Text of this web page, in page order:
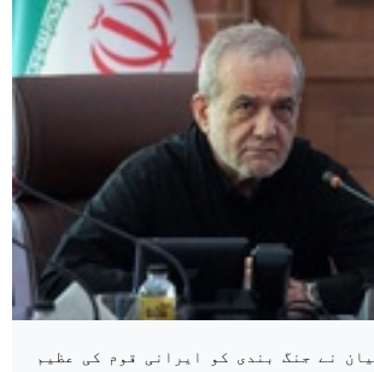
نے جنگ بندی کو ایرانی قوم کی عظیم